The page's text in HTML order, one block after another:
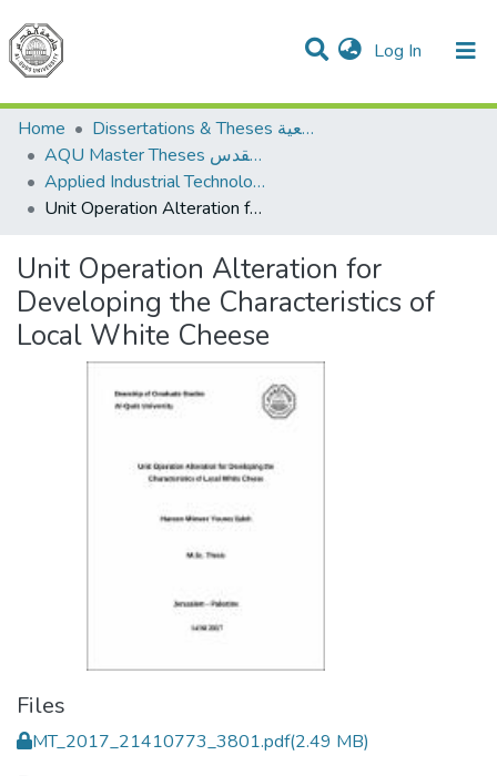
Log In (current)
Communities & Collections
All of DSpace
Home
Dissertations & Theses الرسائل الجامعية
AQU Master Theses الرسائل الجامعية الخاصة بجامعة القدس
Applied Industrial Technology التكنولوجيا التطبيقية والصناعية
Unit Operation Alteration for Developing the Characteristics of Local White Cheese
Unit Operation Alteration for
Developing the Characteristics of
Local White Cheese
Files
MT_2017_21410773_3801.pdf(2.49 MB)